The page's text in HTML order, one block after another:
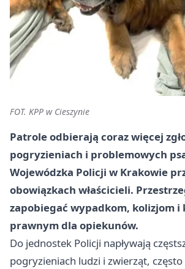
FOT. KPP w Cieszynie
Patrole odbierają coraz więcej
pogryzieniach i problemowych
Wojewódzka Policji w Krakowie
obowiązkach właścicieli.
zapobiegać wypadkom, kolizjom i
prawnym dla opiekunów.
Do jednostek Policji napływają
pogryzieniach ludzi i zwierząt,